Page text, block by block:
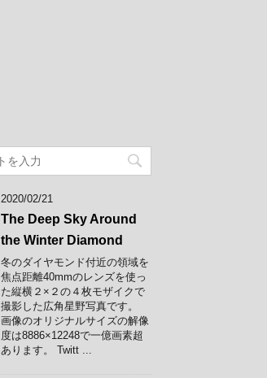
2020/02/21
The Deep Sky Around
the Winter Diamond
冬のダイヤモンド付近の領域を
焦点距離40mmのレンズを使っ
た縦横２×２の４枚モザイクで
撮影した広角星野写真です。
画像のオリジナルサイズの解像
度は8886×12248で一億画素超
あります。 Twitt ...